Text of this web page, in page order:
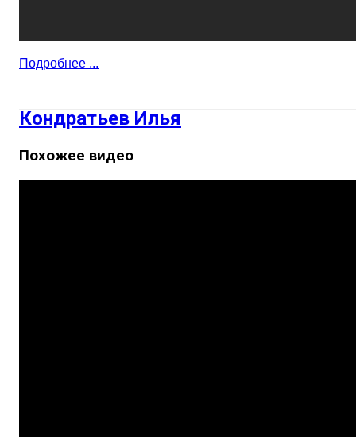
Подробнее ...
Кондратьев Илья
Похожее видео